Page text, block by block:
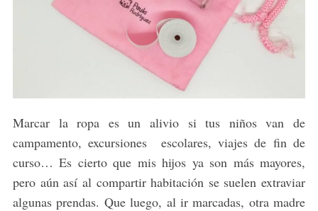
Marcar la ropa es un alivio si tus niños van de
campamento, excursiones escolares, viajes de fin de
curso… Es cierto que mis hijos ya son más mayores,
pero aún así al compartir habitación se suelen extraviar
algunas prendas. Que luego, al ir marcadas, otra madre